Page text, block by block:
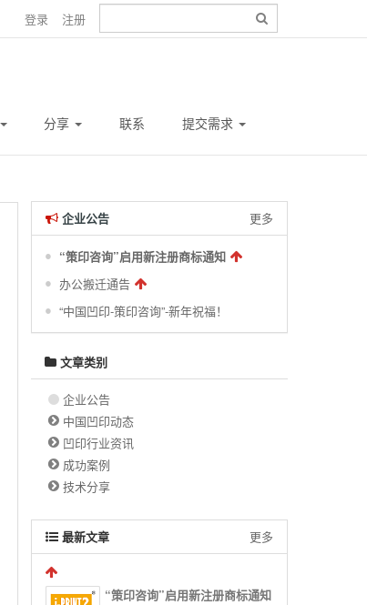
登录 注册
分享 联系 提交需求
企业公告 更多
“策印咨询”启用新注册商标通知
办公搬迁通告
“中国凹印-策印咨询”-新年祝福！
文章类别
企业公告
中国凹印动态
凹印行业资讯
成功案例
技术分享
最新文章 更多
“策印咨询”启用新注册商标通知